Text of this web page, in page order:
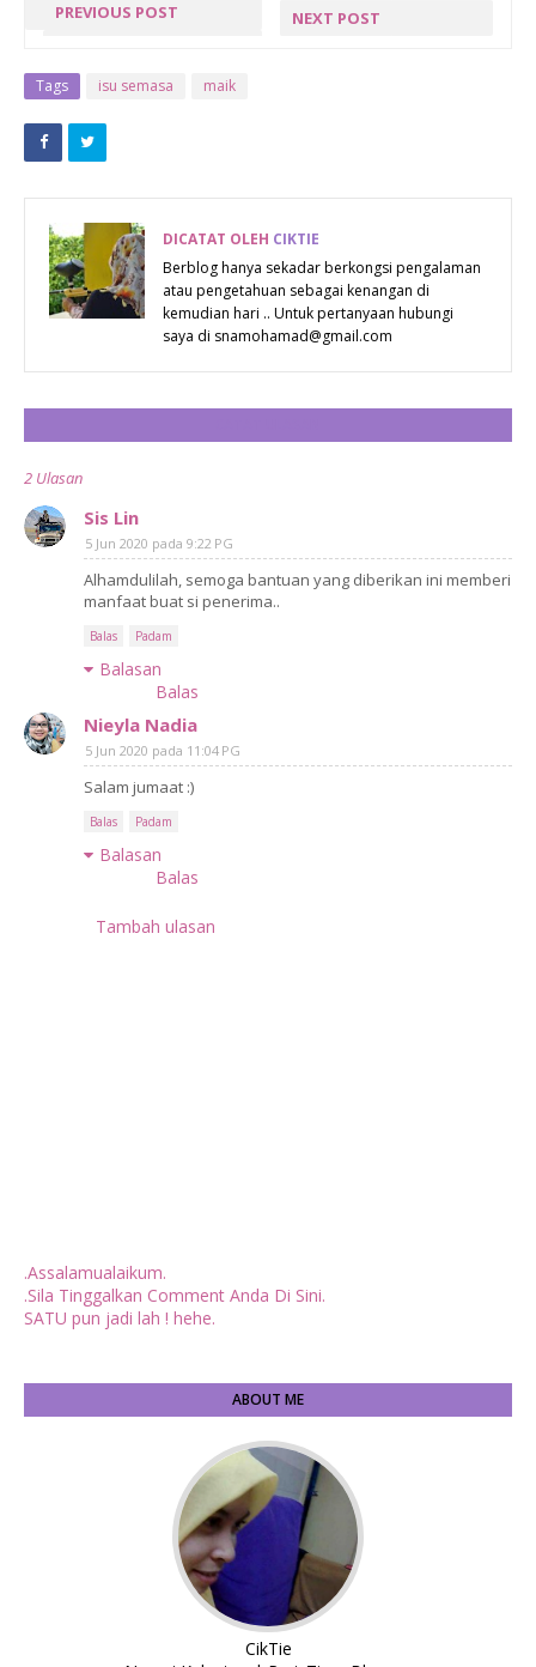
PREVIOUS POST
DAPATKAN
MAKLUMAT
DAN TIPS
KESIHATAN
NEXT POST
Tags isu semasa maik
DICATAT OLEH CIKTIE
Berblog hanya sekadar berkongsi pengalaman
atau pengetahuan sebagai kenangan di
kemudian hari .. Untuk pertanyaan hubungi
saya di snamohamad@gmail.com
2 Ulasan
Sis Lin
5 Jun 2020 pada 9:22 PG
Alhamdulilah, semoga bantuan yang diberikan ini memberi
manfaat buat si penerima..
Balas Padam
Balasan
Balas
Nieyla Nadia
5 Jun 2020 pada 11:04 PG
Salam jumaat :)
Balas Padam
Balasan
Balas
Tambah ulasan
.Assalamualaikum.
.Sila Tinggalkan Comment Anda Di Sini.
SATU pun jadi lah ! hehe.
ABOUT ME
CikTie